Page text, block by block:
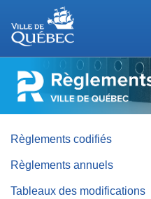
RÈGLEMENTS
DE
QUÉBEC
Règlements codifiés
Règlements annuels
Tableaux des modifications